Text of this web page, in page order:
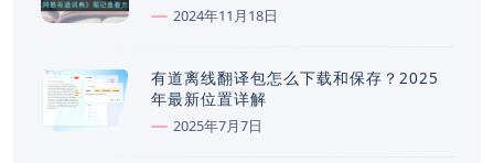
2024年11月18日
有道离线翻译包怎么下载和保存？2025
年最新位置详解
2025年7月7日